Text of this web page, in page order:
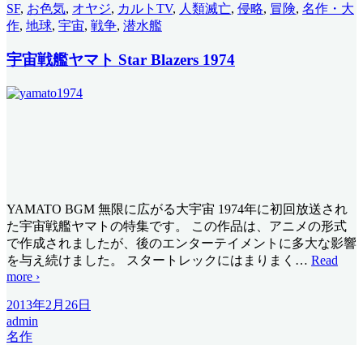
SF, お色気, オヤジ, カルトTV, 人類滅亡, 侵略, 冒険, 名作・大
作, 地球, 宇宙, 戦争, 潜水艦
宇宙戦艦ヤマト Star Blazers 1974
YAMATO BGM 無限に広がる大宇宙 1974年に初回放送され
た宇宙戦艦ヤマトの特集です。 この作品は、アニメの形式
で作成されましたが、後のエンターテイメントに多大な影響
を与え続けました。 スタートレックにはまりまく … Read
more ›
2013年2月26日
admin
名作